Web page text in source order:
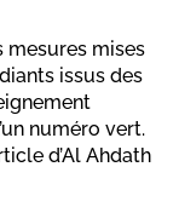
mesures mises
issus des
numéro vert.
d’Al Ahdath